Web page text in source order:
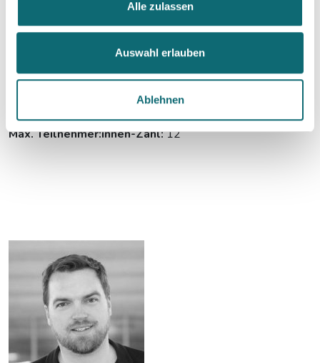
Alle zulassen
Auswahl erlauben
Ablehnen
Das müssen Sie
vorbereiten/mitbringen:
Max. Teilnehmer:innen-Zahl:12